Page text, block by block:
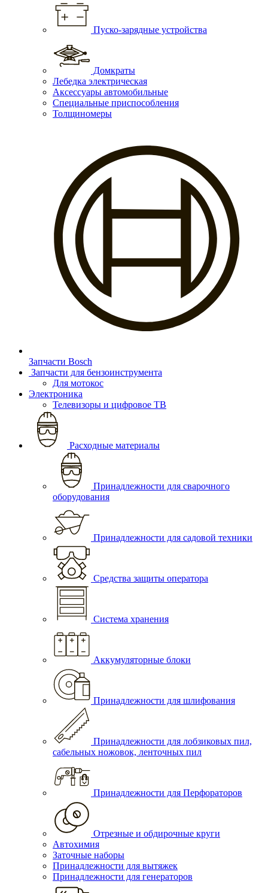
Пуско-зарядные устройства
Домкраты
Лебедка электрическая
Аксессуары автомобильные
Специальные приспособления
Толщиномеры
Запчасти Bosch
Запчасти для бензоинструмента
Для мотокос
Электроника
Телевизоры и цифровое ТВ
Расходные материалы
Принадлежности для сварочного
оборудования
Принадлежности для садовой техники
Средства защиты оператора
Система хранения
Аккумуляторные блоки
Принадлежности для шлифования
Принадлежности для лобзиковых пил,
сабельных ножовок, ленточных пил
Принадлежности для Перфораторов
Отрезные и обдирочные круги
Автохимия
Заточные наборы
Принадлежности для вытяжек
Принадлежности для генераторов